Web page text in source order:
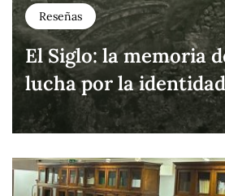
Reseñas
El Siglo: la memoria
lucha por la identidad